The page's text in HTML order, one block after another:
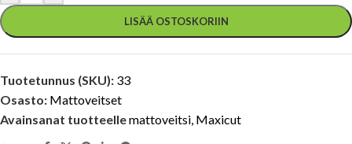
LISÄÄ OSTOSKORIIN
Tuotetunnus (SKU): 33
Osasto: Mattoveitset
Avainsanat tuotteellemattoveitsi Maxicut